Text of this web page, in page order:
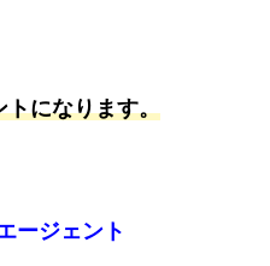
トになります。
ージェント